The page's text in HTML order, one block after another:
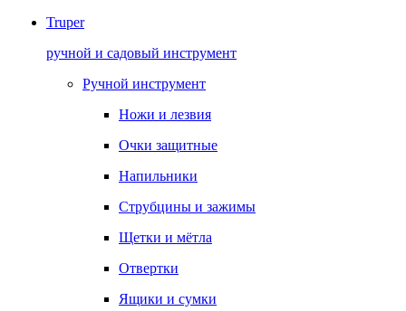
Truper
ручной и садовый инструмент
Ручной инструмент
Ножи и лезвия
Очки защитные
Напильники
Струбцины и зажимы
Щетки и мётла
Отвертки
Ящики и сумки